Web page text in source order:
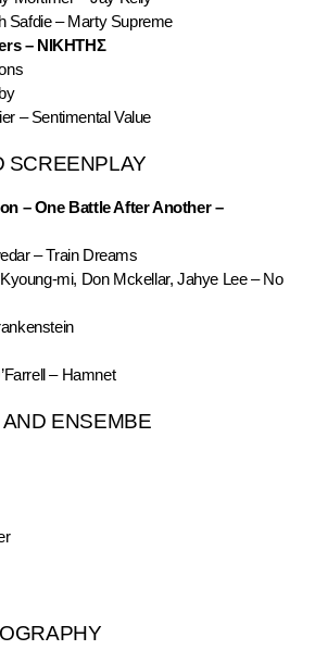
Safdie – Marty Supreme
– ΝΙΚΗΤΗΣ
– Sentimental Value
SCREENPLAY
– One Battle After Another –
– Train Dreams
mi, Don Mckellar, Jahye Lee – No
– Hamnet
ENSEMBE